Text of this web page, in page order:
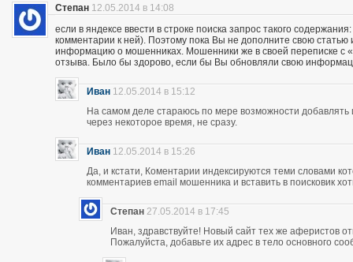
Степан 12.05.2014 в 14:08
если в яндексе ввести в строке поиска запрос такого
комментарии к ней). Поэтому пока Вы не дополните свою
информацию о мошенниках. Мошенники же в своей переписке с
отзыва. Было бы здорово, если бы Вы обновляли свою
Иван 12.05.2014 в 15:12
На самом деле стараюсь по мере возможности
через некоторое время, не сразу.
Иван 12.05.2014 в 15:26
Да, и кстати, Коментарии индексируются теми словами
комментариев email мошенника и вставить в поисковик
Степан 27.05.2014 в 17:45
Иван, здравствуйте! Новый сайт тех же аферистов
Пожалуйста, добавьте их адрес в тело основного